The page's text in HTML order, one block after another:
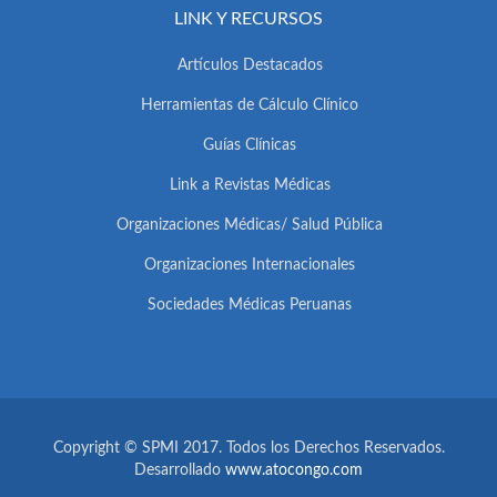
LINK Y RECURSOS
Artículos Destacados
Herramientas de Cálculo Clínico
Guías Clínicas
Link a Revistas Médicas
Organizaciones Médicas/ Salud Pública
Organizaciones Internacionales
Sociedades Médicas Peruanas
Copyright © SPMI 2017. Todos los Derechos Reservados.
Desarrollado www.atocongo.com